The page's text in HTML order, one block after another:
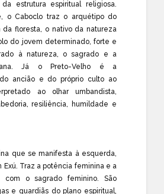
estrutura espiritual religiosa.
o Caboclo traz o arquétipo do
da floresta, o nativo da natureza
do jovem determinado, forte e
à natureza, o sagrado e a
Já o Preto-Velho é a
ancião e do próprio culto ao
ao olhar umbandista,
resiliência, humildade e
que se manifesta à esquerda,
Exú. Traz a potência feminina e a
com o sagrado feminino. São
e guardiãs do plano espiritual,